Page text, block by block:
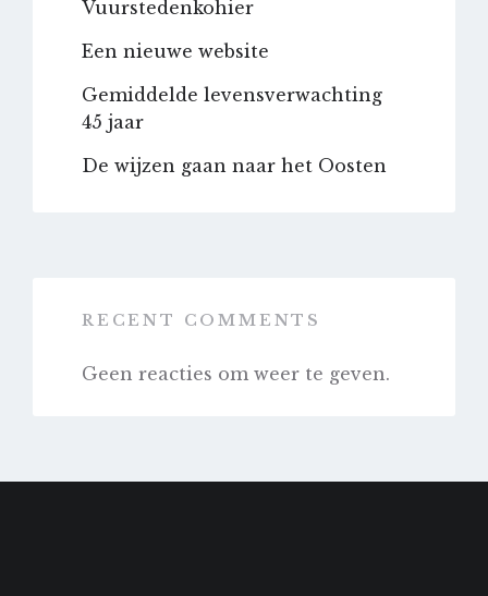
Vuurstedenkohier
Een nieuwe website
Gemiddelde levensverwachting
45 jaar
De wijzen gaan naar het Oosten
RECENT COMMENTS
Geen reacties om weer te geven.